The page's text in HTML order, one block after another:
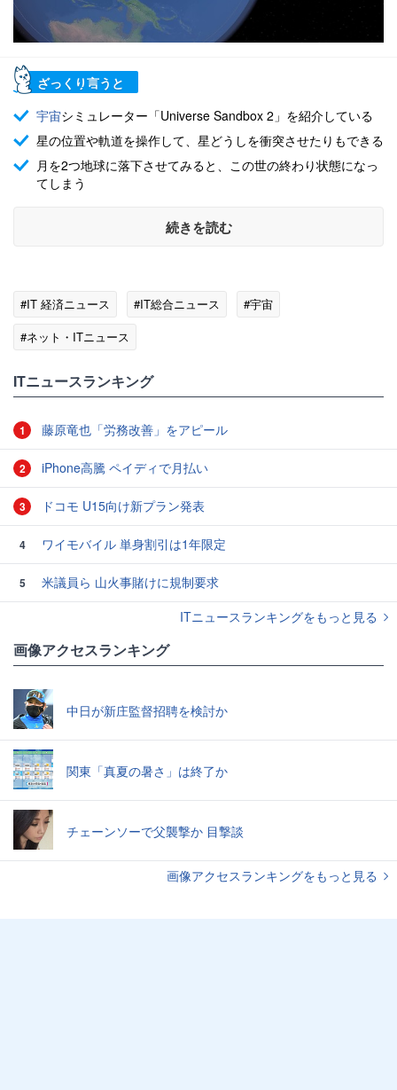
ざっくり言うと
宇宙シミュレーター「Universe Sandbox 2」を紹介している
星の位置や軌道を操作して、星どうしを衝突させたりもできる
月を2つ地球に落下させてみると、この世の終わり状態になっ
てしまう
続きを読む
#IT 経済ニュース #IT総合ニュース
#宇宙
#ネット・ITニュース
ITニュースランキング
1 藤原竜也「労務改善」をアピール
2 iPhone高騰 ペイディで月払い
3 ドコモ U15向け新プラン発表
4 ワイモバイル 単身割引は1年限定
5
米議員ら 山火事賭けに規制要求
ITニュースランキングをもっと見る
画像アクセスランキング
中日が新庄監督招聘を検討か
関東「真夏の暑さ」は終了か
チェーンソーで父襲撃か 目撃談
画像アクセスランキングをもっと見る